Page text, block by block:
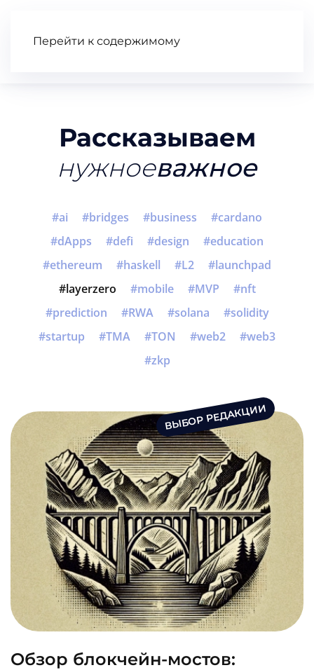
Перейти к содержимому
Рассказываем
нужноеважное
ai bridges business
cardano
dApps
defi design
education
ethereum
haskell L2
launchpad
layerzero
mobile MVP
nft
prediction
RWA solana
solidity
startup
TMA TON web2
web3
zkp
ВЫБОР РЕДАКЦИИ
Обзор блокчейн-мостов: